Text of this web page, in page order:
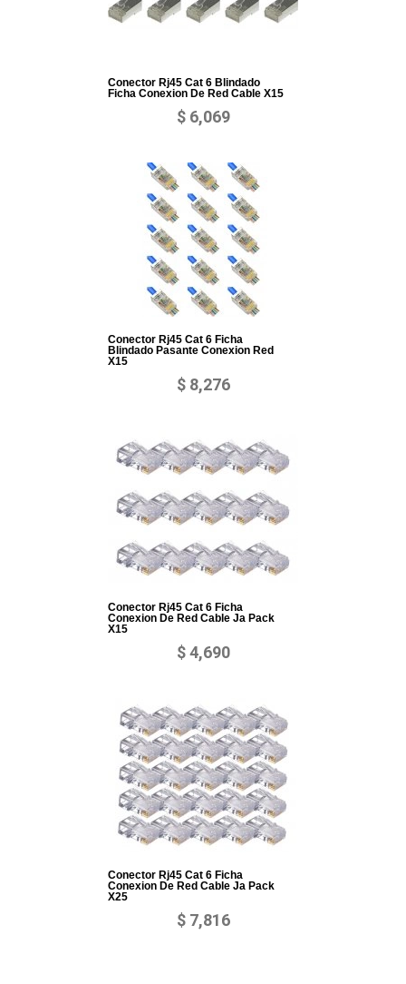
Conector Rj45 Cat 6 Blindado
Ficha Conexion De Red Cable X15
$ 6,069
Conector Rj45 Cat 6 Ficha
Blindado Pasante Conexion Red
X15
$ 8,276
Conector Rj45 Cat 6 Ficha
Conexion De Red Cable Ja Pack
X15
$ 4,690
Conector Rj45 Cat 6 Ficha
Conexion De Red Cable Ja Pack
X25
$ 7,816